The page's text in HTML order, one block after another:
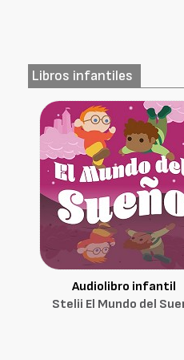
Libros infantiles
Audiolibro infantil
Stelii El Mundo del